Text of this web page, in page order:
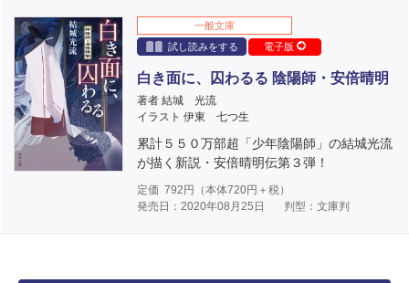
一般文庫
試し読みをする
電子版
白き面に、囚わるる 陰陽師・安倍晴明
著者 結城 光流
イラスト 伊東 七つ生
累計５５０万部超「少年陰陽師」の結城光流
が描く新説・安倍晴明伝第３弾！
定価 792 円（本体720円＋税）
発売日：2020年08月25日
判型：文庫判